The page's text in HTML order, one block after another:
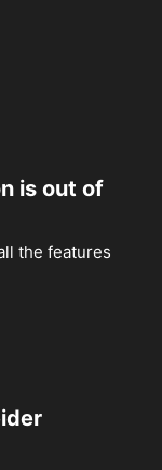
is out of
the features